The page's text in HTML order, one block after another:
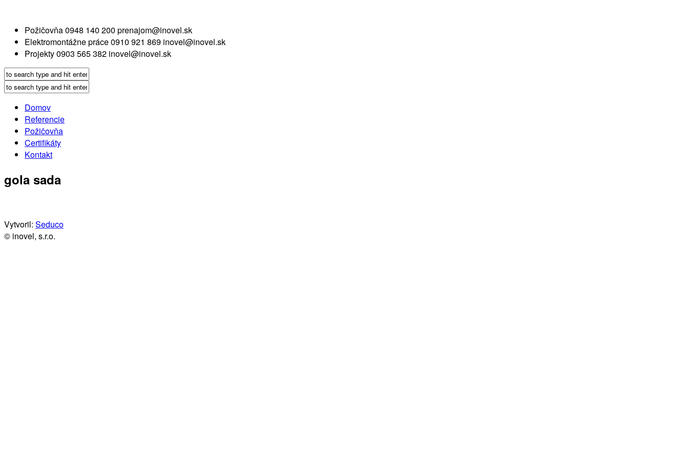
Požičovňa0948 140 200 prenajom@inovel.sk
Elektromontážne práce0910 921 869 inovel@inovel.sk
Projekty0903 565 382 inovel@inovel.sk
Domov
Referencie
Požičovňa
Certifikáty
Kontakt
gola sada
Vytvoril: Seduco
© inovel, s.r.o.